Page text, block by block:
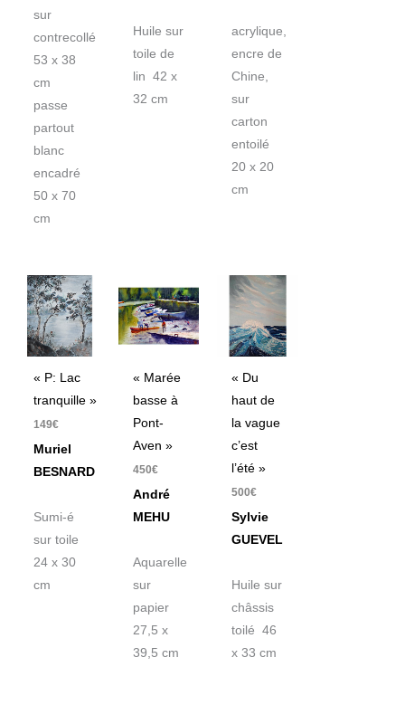
sur
contrecollé
53 x 38
cm
passe
partout
blanc
encadré
50 x 70
cm
Huile sur
toile de
lin 42 x
32 cm
acrylique,
encre de
Chine,
sur
carton
entoilé
20 x 20
cm
« P: Lac
tranquille »
149€
Muriel
BESNARD
Sumi-é
sur toile
24 x 30
cm
« Marée
basse à
Pont-
Aven »
450€
André
MEHU
Aquarelle
sur
papier
27,5 x
39,5 cm
« Du
haut de
la vague
c’est
l’été »
500€
Sylvie
GUEVEL
Huile sur
châssis
toilé 46
x 33 cm